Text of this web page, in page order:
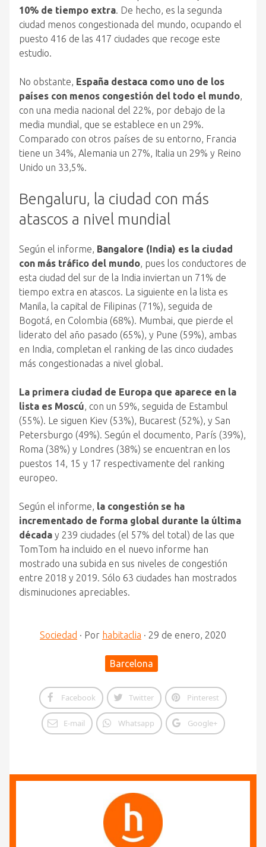
10% de tiempo extra. De hecho, es la segunda
ciudad menos congestionada del mundo, ocupando el
puesto 416 de las 417 ciudades que recoge este
estudio.
No obstante, España destaca como uno de los
países con menos congestión del todo el mundo,
con una media nacional del 22%, por debajo de la
media mundial, que se establece en un 29%.
Comparado con otros países de su entorno, Francia
tiene un 34%, Alemania un 27%, Italia un 29% y Reino
Unido un 33,5%.
Bengaluru, la ciudad con más
atascos a nivel mundial
Según el informe, Bangalore (India) es la ciudad
con más tráfico del mundo, pues los conductores de
esta ciudad del sur de la India inviertan un 71% de
tiempo extra en atascos. La siguiente en la lista es
Manila, la capital de Filipinas (71%), seguida de
Bogotá, en Colombia (68%). Mumbai, que pierde el
liderato del año pasado (65%), y Pune (59%), ambas
en India, completan el ranking de las cinco ciudades
más congestionadas a nivel global.
La primera ciudad de Europa que aparece en la
lista es Moscú, con un 59%, seguida de Estambul
(55%). Le siguen Kiev (53%), Bucarest (52%), y San
Petersburgo (49%). Según el documento, París (39%),
Roma (38%) y Londres (38%) se encuentran en los
puestos 14, 15 y 17 respectivamente del ranking
europeo.
Según el informe, la congestión se ha
incrementado de forma global durante la última
década y 239 ciudades (el 57% del total) de las que
TomTom ha incluido en el nuevo informe han
mostrado una subida en sus niveles de congestión
entre 2018 y 2019. Sólo 63 ciudades han mostrados
disminuciones apreciables.
Sociedad · Por habitaclia · 29 de enero, 2020
Barcelona
Facebook Twitter Pinterest
E-mail Whatsapp Google+